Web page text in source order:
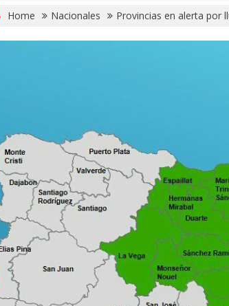
Home Nacionales Provincias en alerta por